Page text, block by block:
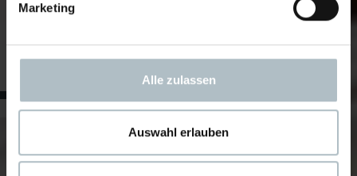
Marketing
Alle zulassen
Auswahl erlauben
Leidenschaftlich
unseren